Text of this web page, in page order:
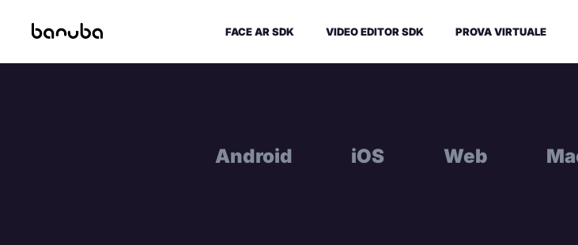
FACE AR SDK VIDEO EDITOR SDK PROVA VIRTUALE
Android iOS Web